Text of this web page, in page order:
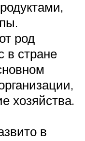
род
в стране
хозяйства.
в